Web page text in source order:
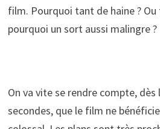
film. Pourquoi tant de haine ?
pourquoi un sort aussi malingre ?
On va vite se rendre compte, dès
secondes, que le film ne